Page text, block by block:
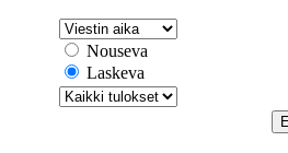
Nouseva
Laskeva